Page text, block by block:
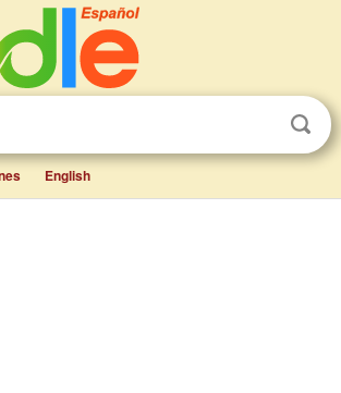
English